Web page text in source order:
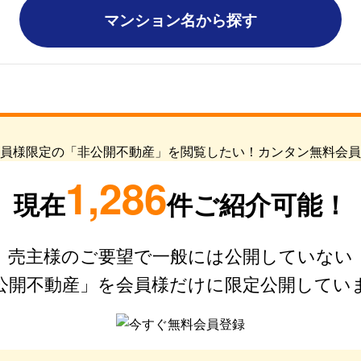
マンション名から探す
現在1,286件ご紹介可能！
売主様のご要望で一般には公開していない
開不動産」を会員様だけに限定公開してい